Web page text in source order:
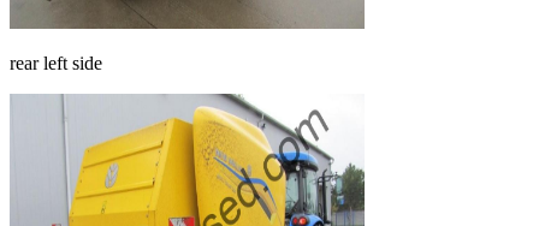
rear left side